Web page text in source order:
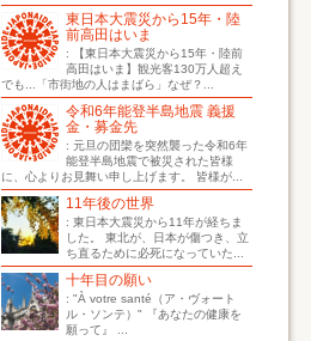
東日本大震災から15年・陸
前高田はいま
: 【東日本大震災から15年・陸前
高田はいま】観光客130万人超え
でも...「市街地の人はまばら」なぜ？...
令和6年能登半島地震 義援
金・募金先
: 元旦の団欒を突然襲った令和6年
能登半島地震で被災された皆様
に、心よりお見舞い申し上げます。 皆様が...
11年後の世界
: 東日本大震災から11年が経ちま
した。 東北が、日本が傷つき、立
ち直るために必死になっていた...
十年目の願い
: "À votre santé（ア・ヴォート
ル・ソンテ）" 『あなたの健康を
願って』 ...